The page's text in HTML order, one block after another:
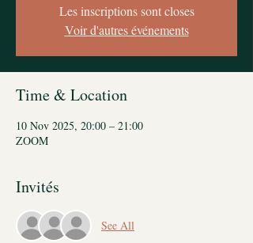
Les inscriptions sont closes
Voir d'autres événements
Time & Location
10 Nov 2025, 20:00 – 21:00
ZOOM
Invités
See All